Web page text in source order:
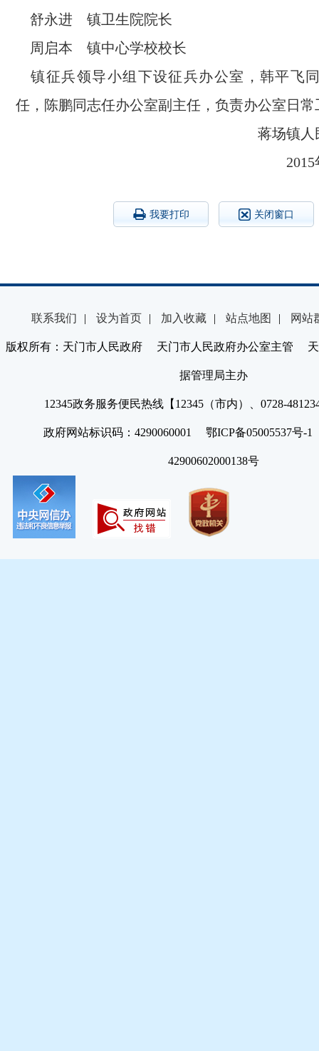
舒永进 镇卫生院院长
周启本 镇中心学校校长
镇征兵领导小组下设征兵办公室，韩平飞
任，陈鹏同志任办公室副主任，负责办公室日常
蒋场镇人民政府
2015年7月
我要打印 关闭窗口
联系我们 | 设为首页 | 加入收藏 | 站点地图 | 网站
版权所有：天门市人民政府 天门市人民政府办公室主管 天
据管理局主办
12345政务服务便民热线【12345（市内）、0728-
政府网站标识码：4290060001 鄂ICP备05005537号
42900602000138号